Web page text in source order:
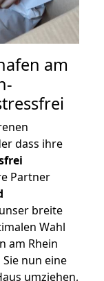
am
dass ihre
Partner
breite
Wahl
am Rhein
nun eine
umziehen,